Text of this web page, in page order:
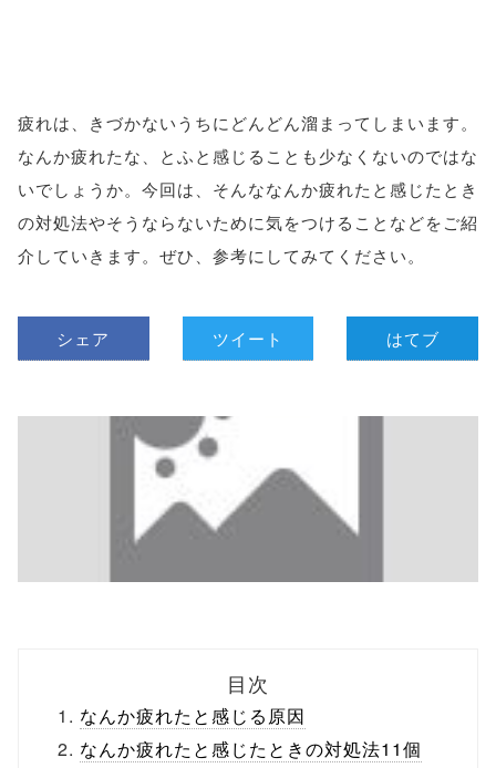
疲れは、きづかないうちにどんどん溜まってしまいます。
なんか疲れたな、とふと感じることも少なくないのではな
いでしょうか。今回は、そんななんか疲れたと感じたとき
の対処法やそうならないために気をつけることなどをご紹
介していきます。ぜひ、参考にしてみてください。
シェア ツイート はてブ
目次
なんか疲れたと感じる原因
なんか疲れたと感じたときの対処法11個